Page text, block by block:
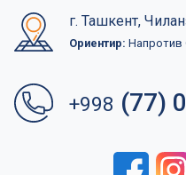
г. Ташкент,
Ориентир: Напротив
+998 (77)